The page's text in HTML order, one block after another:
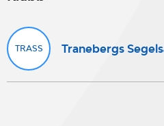
TRASS Tranebergs